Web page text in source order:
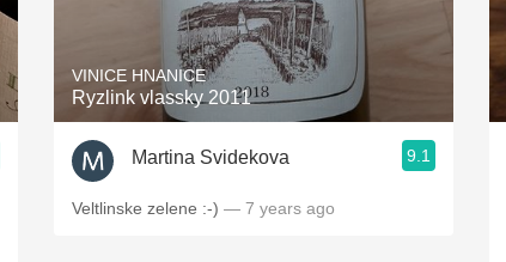
Acidity
2010 Chablis
Oregon Pinot
Coravin
VINICE HNANICE
Ryzlink vlassky 2011
Martina Svidekova 9.1
Veltlinske zelene :-) — 7 years ago